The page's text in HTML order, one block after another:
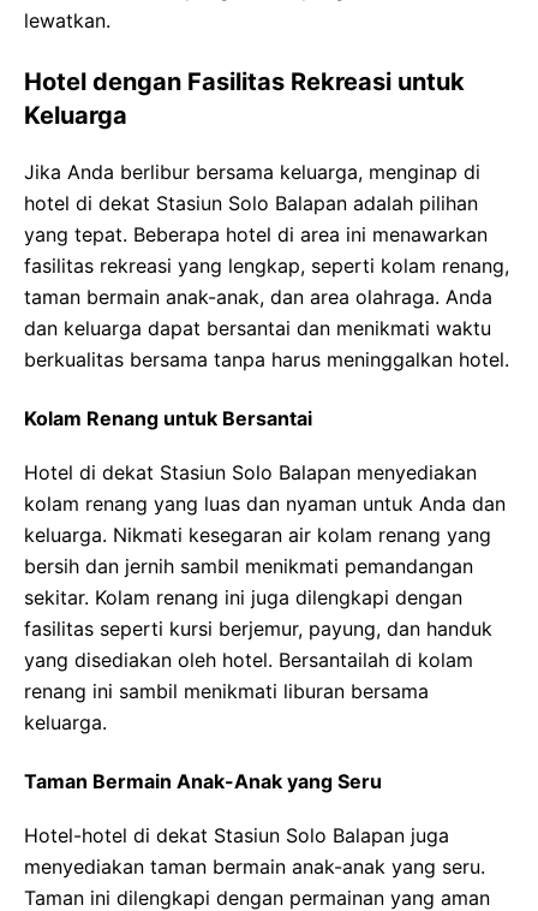
lewatkan.
Hotel dengan Fasilitas Rekreasi untuk
Keluarga
Jika Anda berlibur bersama keluarga, menginap di
hotel di dekat Stasiun Solo Balapan adalah pilihan
yang tepat. Beberapa hotel di area ini menawarkan
fasilitas rekreasi yang lengkap, seperti kolam renang,
taman bermain anak-anak, dan area olahraga. Anda
dan keluarga dapat bersantai dan menikmati waktu
berkualitas bersama tanpa harus meninggalkan hotel.
Kolam Renang untuk Bersantai
Hotel di dekat Stasiun Solo Balapan menyediakan
kolam renang yang luas dan nyaman untuk Anda dan
keluarga. Nikmati kesegaran air kolam renang yang
bersih dan jernih sambil menikmati pemandangan
sekitar. Kolam renang ini juga dilengkapi dengan
fasilitas seperti kursi berjemur, payung, dan handuk
yang disediakan oleh hotel. Bersantailah di kolam
renang ini sambil menikmati liburan bersama
keluarga.
Taman Bermain Anak-Anak yang Seru
Hotel-hotel di dekat Stasiun Solo Balapan juga
menyediakan taman bermain anak-anak yang seru.
Taman ini dilengkapi dengan permainan yang aman